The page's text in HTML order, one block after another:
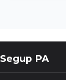
Segup PA